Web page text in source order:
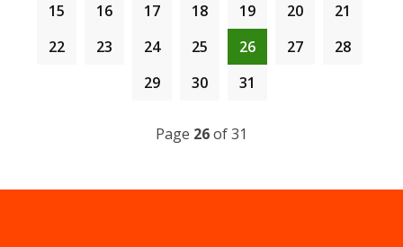
15
16 17 18 19 20
21
22
23 24 25 26 27
28
29
30 31
Page 26of 31